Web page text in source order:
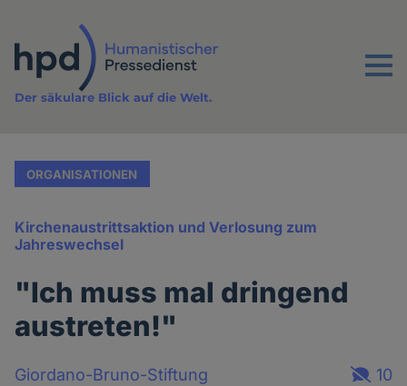
Inhalt
Menu
Der säkulare Blick auf die Welt.
ORGANISATIONEN
Kirchenaustrittsaktion und Verlosung zum
Jahreswechsel
"Ich muss mal dringend
austreten!"
Giordano-Bruno-Stiftung
10